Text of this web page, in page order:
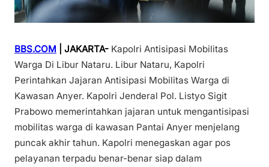
BBS.COM | JAKARTA- Kapolri Antisipasi Mobilitas
Warga Di Libur Nataru. Libur Nataru, Kapolri
Perintahkan Jajaran Antisipasi Mobilitas Warga di
Kawasan Anyer. Kapolri Jenderal Pol. Listyo Sigit
Prabowo memerintahkan jajaran untuk mengantisipasi
mobilitas warga di kawasan Pantai Anyer menjelang
puncak akhir tahun. Kapolri menegaskan agar pos
pelayanan terpadu benar-benar siap dalam